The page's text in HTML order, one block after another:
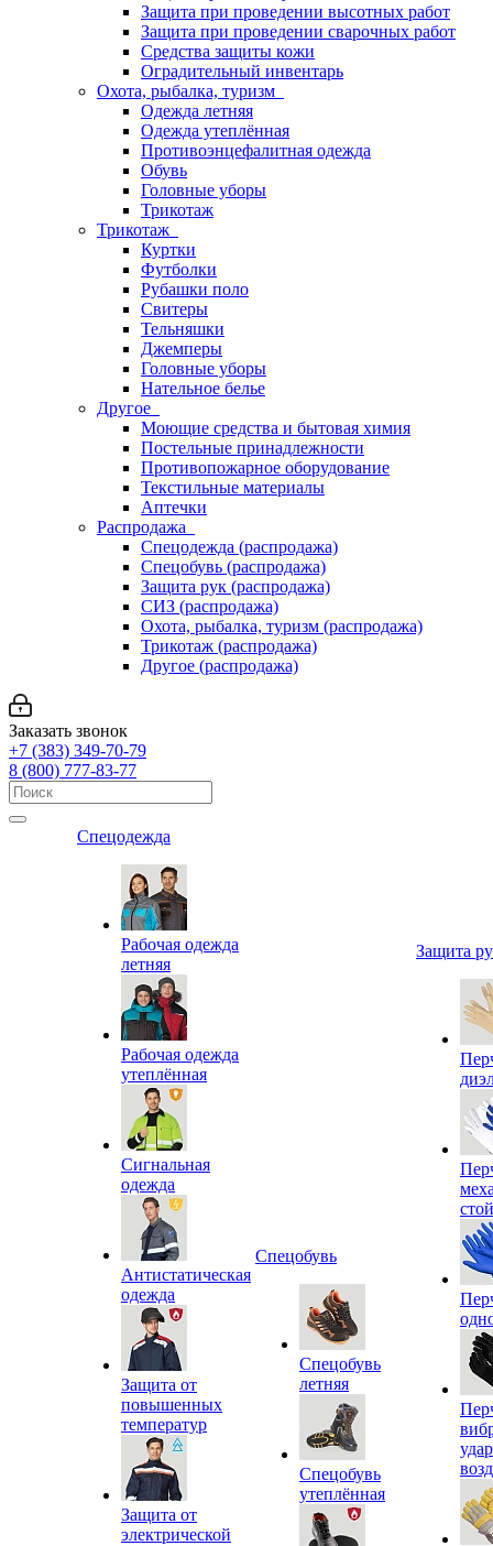
Защита при проведении высотных работ
Защита при проведении сварочных работ
Средства защиты кожи
Оградительный инвентарь
Охота, рыбалка, туризм
Одежда летняя
Одежда утеплённая
Противоэнцефалитная одежда
Обувь
Головные уборы
Трикотаж
Трикотаж
Куртки
Футболки
Рубашки поло
Свитеры
Тельняшки
Джемперы
Головные уборы
Нательное белье
Другое
Моющие средства и бытовая химия
Постельные принадлежности
Противопожарное оборудование
Текстильные материалы
Аптечки
Распродажа
Спецодежда (распродажа)
Спецобувь (распродажа)
Защита рук (распродажа)
СИЗ (распродажа)
Охота, рыбалка, туризм (распродажа)
Трикотаж (распродажа)
Другое (распродажа)
Заказать звонок
+7 (383) 349-70-79
8 (800) 777-83-77
Спецодежда
Рабочая одежда
летняя
Рабочая одежда
утеплённая
Сигнальная
одежда
Антистатическая
одежда
Защита от
повышенных
температур
Защита от
электрической
Спецобувь
Спецобувь
летняя
Спецобувь
утеплённая
Защита